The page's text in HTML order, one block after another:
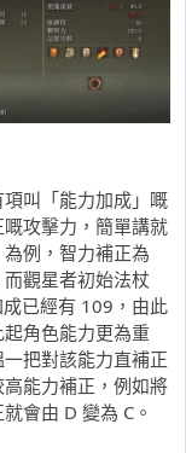
叫「能力加成」嘅
攻擊力，簡單講就
例，智力補正為
觀星者初始法杖
成已經有 109，由此
角色能力更為重
把對該能力直補正
能力補正，例如將
會由 D 變為 C。